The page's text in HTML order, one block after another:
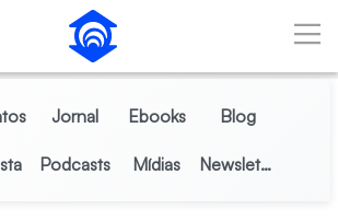
principal
Jornal Ebooks Blog
Podcasts Mídias Newsletter